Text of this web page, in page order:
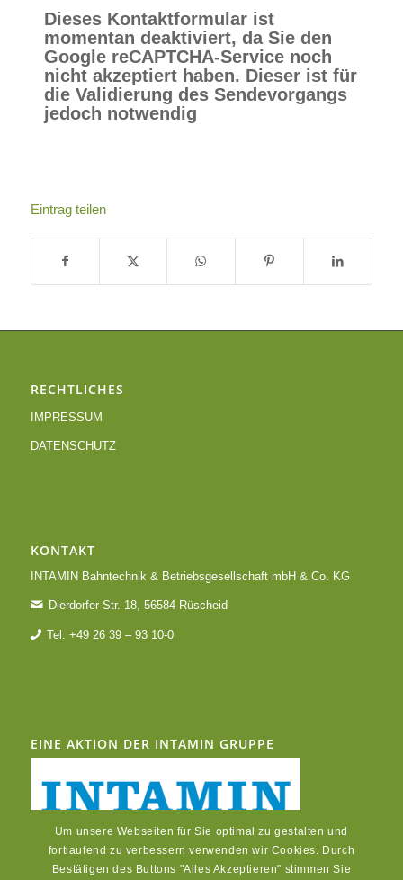
Dieses Kontaktformular ist
momentan deaktiviert, da Sie den
Google reCAPTCHA-Service noch
nicht akzeptiert haben. Dieser ist für
die Validierung des Sendevorgangs
jedoch notwendig
Eintrag teilen
RECHTLICHES
IMPRESSUM
DATENSCHUTZ
KONTAKT
INTAMIN Bahntechnik & Betriebsgesellschaft mbH & Co. KG
Dierdorfer Str. 18, 56584 Rüscheid
Tel: +49 26 39 – 93 10-0
EINE AKTION DER INTAMIN GRUPPE
Um unsere Webseiten für Sie optimal zu gestalten und
fortlaufend zu verbessern verwenden wir Cookies. Durch
Bestätigen des Buttons "Alles Akzeptieren" stimmen Sie